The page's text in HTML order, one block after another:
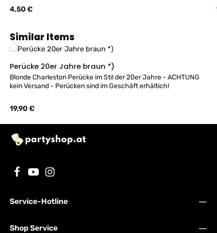
Regulärer Preis:
4,50 €
Produktgalerie überspringen
Similar Items
Perücke 20er Jahre braun *)
Blonde Charleston Perücke im Stil der 20er Jahre - ACHTUNG
kein Versand - Perücken sind im Geschäft erhältich!
Regulärer Preis:
19,90 €
Service-Hotline
Shop Service